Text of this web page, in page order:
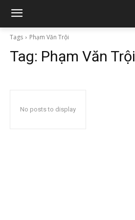
Tags Phạm Văn Trội
Tag: Phạm Văn Trội
No posts to display